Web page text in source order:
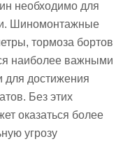
необходимо для
Шиномонтажные
тормоза бортов
наиболее важными
для достижения
Без этих
оказаться более
угрозу